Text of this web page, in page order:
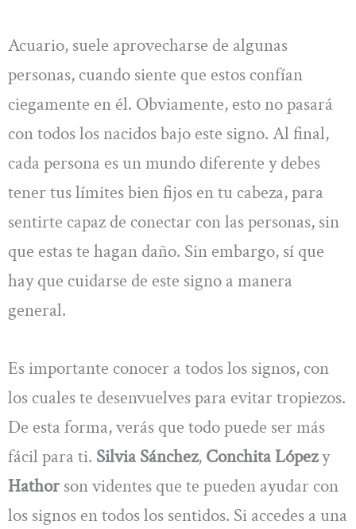
Acuario, suele aprovecharse de algunas
personas, cuando siente que estos confían
ciegamente en él. Obviamente, esto no pasará
con todos los nacidos bajo este signo. Al final,
cada persona es un mundo diferente y debes
tener tus límites bien fijos en tu cabeza, para
sentirte capaz de conectar con las personas, sin
que estas te hagan daño. Sin embargo, sí que
hay que cuidarse de este signo a manera
general.
Es importante conocer a todos los signos, con
los cuales te desenvuelves para evitar tropiezos.
De esta forma, verás que todo puede ser más
fácil para ti. Silvia Sánchez, Conchita Lópezy
Hathor son videntes que te pueden ayudar con
los signos en todos los sentidos. Si accedes a una